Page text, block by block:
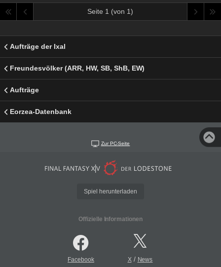
Seite 1 (von 1)
Aufträge der Ixal
Freundesvölker (ARR, HW, SB, ShB, EW)
Aufträge
Eorzea-Datenbank
Zur PC-Seite
Spiel herunterladen
Offizielle Informationen
Facebook X/ News